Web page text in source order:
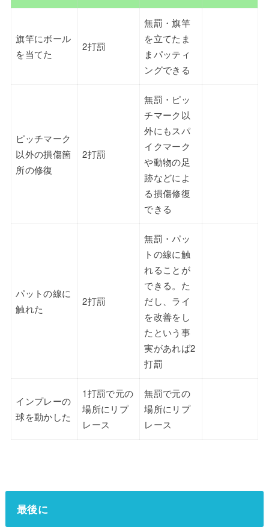
旗竿にボール
を当てた
2打罰
無罰・旗竿
を立てたま
まパッティ
ングできる
ピッチマーク
以外の損傷箇
所の修復
2打罰
無罰・ピッ
チマーク以
外にもスパ
イクマーク
や動物の足
跡などによ
る損傷修復
できる
パットの線に
触れた
2打罰
無罰・パッ
トの線に触
れることが
できる。た
だし、ライ
を改善をし
たという事
実があれば2
打罰
インプレーの
球を動かした
1打罰で元の
場所にリプ
レース
無罰で元の
場所にリプ
レース
最後に